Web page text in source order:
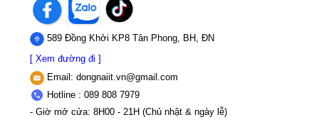
589 Đồng Khởi KP8 Tân Phong, BH, ĐN
[ Xem đường đi ]
Email: dongnaiit.vn@gmail.com
Hotline : 089 808 7979
- Giờ mở cửa: 8H00 - 21H (Chủ nhật & ngày lễ)